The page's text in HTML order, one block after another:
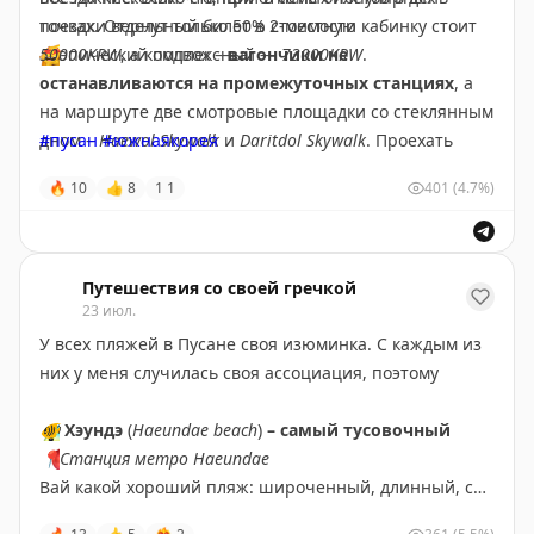
#пусан #южнаякорея
поездки вернут только 50% стоимости
🤩эпический подвох –вагончики не
останавливаются на промежуточных станциях, а
на маршруте две смотровые площадки со стеклянным
дном –Haewol Skywalk и Daritdol Skywalk. Проехать
прогулочными тропами! Первая идёт прямо под
линией, по которой движутся вагончики. Вторая —
сверху, через сосновый лес. Обе тропы совершенно
бесплатные. Это 2 километра с открытым видом на
море и район Хэундэ, множеством милых смотровых
точках. Отдельный билет в 2-местную кабинку стоит
50000KRW, а комплексный —73000KRW.
#пусан #южнаякорея
🔥 10 👍 8 1 1 401 (4.7%)
Путешествия со своей гречкой
23 июл.
У всех пляжей в Пусане своя изюминка. С каждым из
них у меня случилась своя ассоциация, поэтому
🐠 Хэундэ (Haeundae beach) – самый тусовочный
📍Станция метро Haeundae
Вай какой хороший пляж: широченный, длинный, с